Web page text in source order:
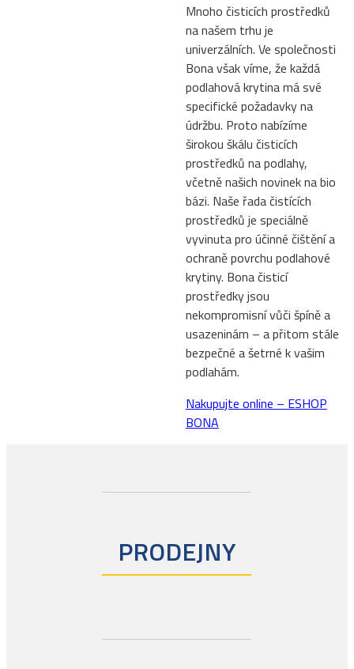
Mnoho čisticích prostředků
na našem trhu je
univerzálních. Ve společnosti
Bona však víme, že každá
podlahová krytina má své
specifické požadavky na
údržbu. Proto nabízíme
širokou škálu čisticích
prostředků na podlahy,
včetně našich novinek na bio
bázi. Naše řada čistících
prostředků je speciálně
vyvinuta pro účinné čištění a
ochraně povrchu podlahové
krytiny. Bona čisticí
prostředky jsou
nekompromisní vůči špíně a
usazeninám – a přitom stále
bezpečné a šetrné k vašim
podlahám.
Nakupujte online – ESHOP
BONA
PRODEJNY